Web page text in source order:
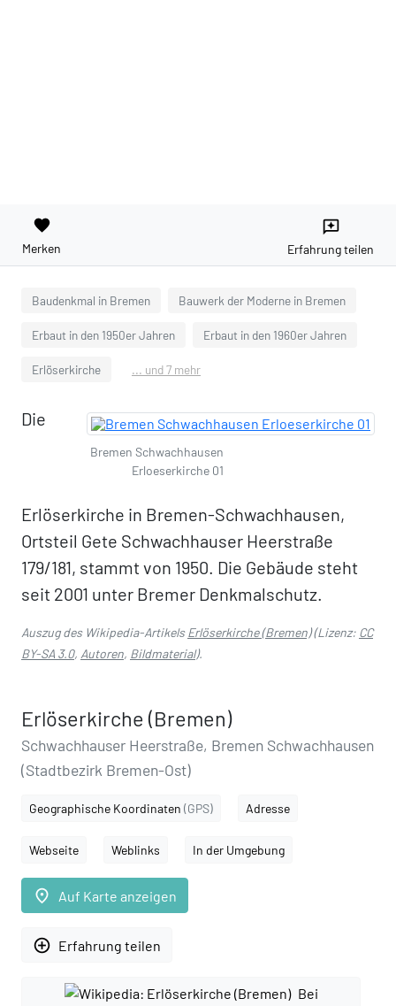
favorite
Merken
reviews
Erfahrung teilen
Baudenkmal in Bremen Bauwerk der Moderne in Bremen
Erbaut in den 1950er Jahren Erbaut in den 1960er Jahren
Erlöserkirche ... und 7 mehr
Bremen Schwachhausen
Erloeserkirche 01
Die
Erlöserkirche in Bremen-Schwachhausen,
Ortsteil Gete Schwachhauser Heerstraße
179/181, stammt von 1950. Die Gebäude steht
seit 2001 unter Bremer Denkmalschutz.
Auszug des Wikipedia-ArtikelsErlöserkirche (Bremen)(Lizenz: CC
BY-SA 3.0, Autoren, Bildmaterial).
Erlöserkirche (Bremen)
Schwachhauser Heerstraße, Bremen Schwachhausen
(Stadtbezirk Bremen-Ost)
Geographische Koordinaten (GPS) Adresse
Webseite Weblinks In der Umgebung
place Auf Karte anzeigen
add_circle_outline Erfahrung teilen
Bei